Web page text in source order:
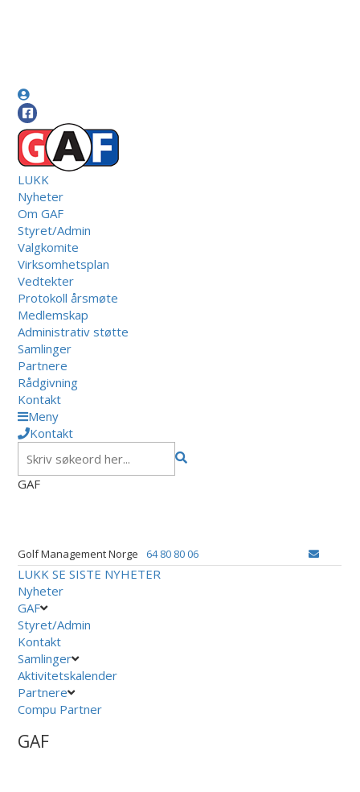
LUKK
Nyheter
Om GAF
Styret/Admin
Valgkomite
Virksomhetsplan
Vedtekter
Protokoll årsmøte
Medlemskap
Administrativ støtte
Samlinger
Partnere
Rådgivning
Kontakt
Meny
Kontakt
GAF
Golf Management Norge 64 80 80 06
LUKK SE SISTE NYHETER
Nyheter
GAF
Styret/Admin
Kontakt
Samlinger
Aktivitetskalender
Partnere
Compu Partner
GAF